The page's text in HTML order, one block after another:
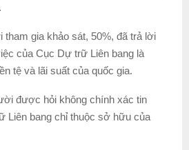
gia khảo sát, 50%, đã trả lời
của Cục Dự trữ Liên bang là
tệ và lãi suất của quốc gia.
được hỏi không chính xác tin
Liên bang chỉ thuộc sở hữu của